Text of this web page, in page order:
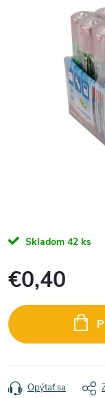
Skladom 42 ks
€0,40
cena:
Opýtať sa